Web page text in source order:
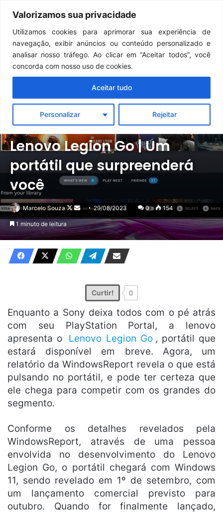
Valorizamos sua privacidade
Utilizamos cookies para aprimorar sua experiência de
navegação, exibir anúncios ou conteúdo personalizado e
analisar nosso tráfego. Ao clicar em “Aceitar todos”, você
concorda com nosso uso de cookies.
Personalizar Rejeitar
Aceitar tudo
Menu
Notícias Outros
Lenovo Legion Go | Um
portátil que surpreenderá
você
Marcelo Souza
Follow
on
X
Mande
um
e-
29/08/2023 0 154
1 minuto de leitura
Curtir! 0
Enquanto a Sony deixa todos com o pé atrás
com seu PlayStation Portal, a lenovo
apresenta o
Lenovo Legion Go , portátil que
estará disponível em breve. Agora, um
relatório da WindowsReport revela o que está
pulsando no portátil, e pode ter certeza que
ele chega para competir com os grandes do
segmento.
Conforme os detalhes revelados pela
WindowsReport, através de uma pessoa
envolvida no desenvolvimento do Lenovo
Legion Go, o portátil chegará com Windows
11, sendo revelado em 1º de setembro, com
um lançamento comercial previsto para
outubro. Quando for finalmente lançado,